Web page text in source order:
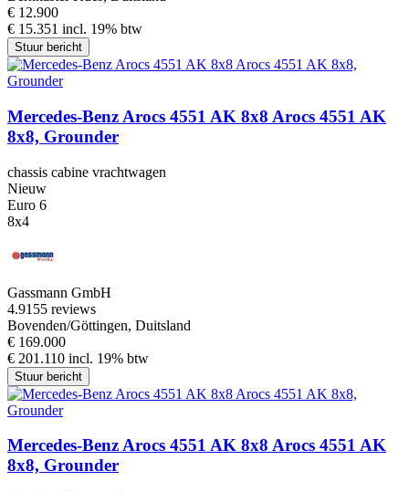
€ 12.900
€ 15.351 incl. 19% btw
Stuur bericht
Mercedes-Benz Arocs 4551 AK 8x8 Arocs 4551 AK
8x8, Grounder
chassis cabine vrachtwagen
Nieuw
Euro 6
8x4
Gassmann GmbH
4.9155 reviews
Bovenden/Göttingen, Duitsland
€ 169.000
€ 201.110 incl. 19% btw
Stuur bericht
Mercedes-Benz Arocs 4551 AK 8x8 Arocs 4551 AK
8x8, Grounder